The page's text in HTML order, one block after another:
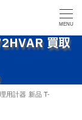
MENU
買取
用計器 新品 T-